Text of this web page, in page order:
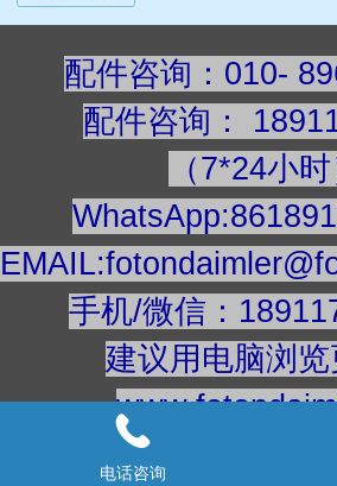
配件咨询：010-
配件咨询 ：
（7*24小时
手机/微信：
建议用电脑浏
电话咨询